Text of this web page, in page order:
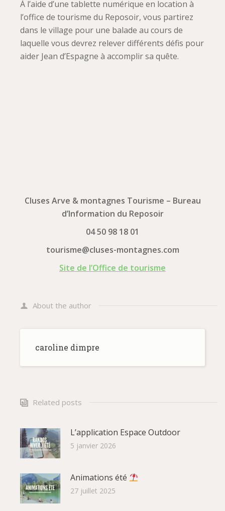
À l’aide d’une tablette numérique en location à
l’office de tourisme du Reposoir, vous partirez
dans le village pour une balade au cours de
laquelle vous devrez relever différents défis pour
aider Jean d’Espagne à accomplir sa quête.
Cluses Arve & montagnes Tourisme – Bureau
d’Information du Reposoir
04 50 98 18 01
tourisme@cluses-montagnes.com
Site de l’Office de tourisme
About the author
caroline dimpre
Related posts
L’application Espace Outdoor
5 janvier 2026
Animations été
27 juillet 2025